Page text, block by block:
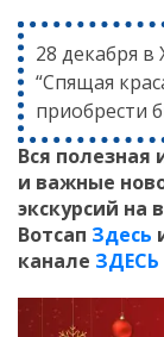
28 декабря
“Спящая
приобрести
Вся
и важные
экскурсий на
Вотсап Здесь
канале ЗДЕСЬ